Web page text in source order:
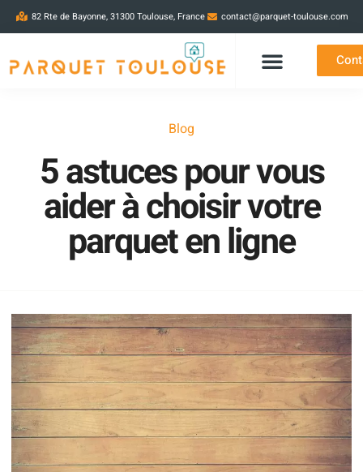
82 Rte de Bayonne, 31300 Toulouse, France contact@parquet-toulouse.com
Blog
5 astuces pour vous
aider à choisir votre
parquet en ligne